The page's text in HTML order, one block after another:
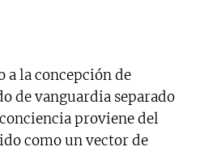
a la concepción de
de vanguardia separado
proviene del
como un vector de